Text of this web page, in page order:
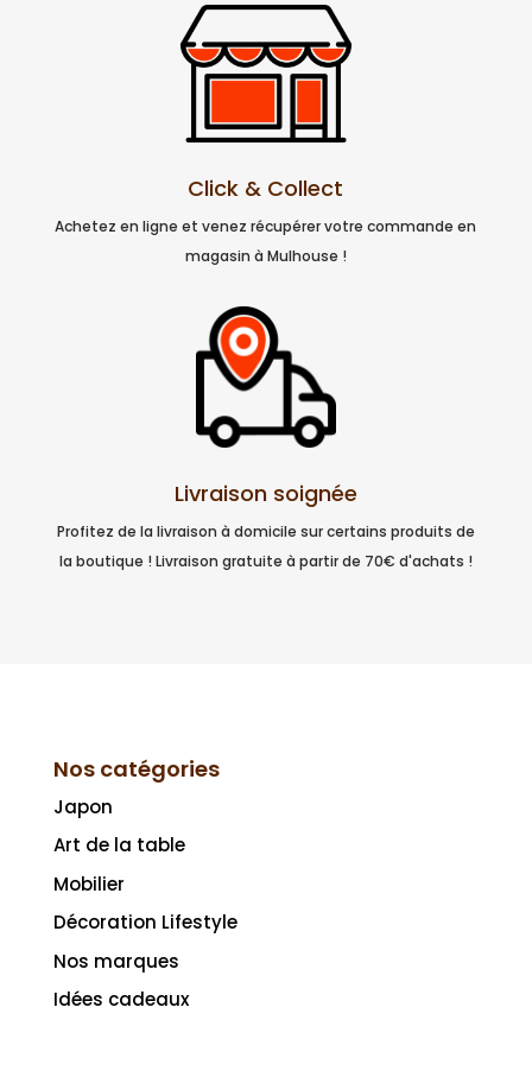
Click & Collect
Achetez en ligne et venez récupérer votre commande en
magasin à Mulhouse !
Livraison soignée
Profitez de la livraison à domicile sur certains produits de
la boutique ! Livraison gratuite à partir de 70€ d'achats !
Nos catégories
Japon
Art de la table
Mobilier
Décoration Lifestyle
Nos marques
Idées cadeaux